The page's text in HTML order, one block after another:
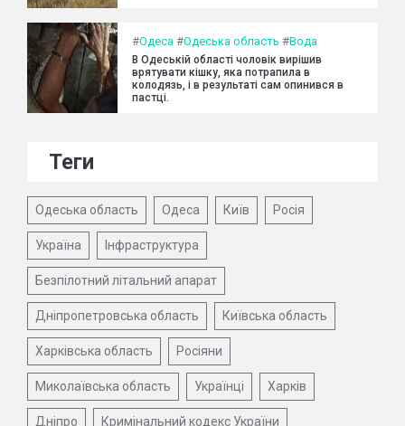
#Одеса #Одеська область #Вода
В Одеській області чоловік вирішив
врятувати кішку, яка потрапила в
колодязь, і в результаті сам опинився в
пастці.
Теги
Одеська область Одеса Київ Росія
Україна Інфраструктура
Безпілотний літальний апарат
Дніпропетровська область Київська область
Харківська область Росіяни
Миколаївська область Українці Харків
Дніпро Кримінальний кодекс України